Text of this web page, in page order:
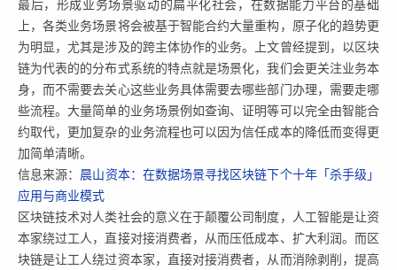
最后，形成业务场景驱动的扁平化社会，在数据能力平台的基础
上，各类业务场景将会被基于智能合约大量重构，原子化的趋势更
为明显，尤其是涉及的跨主体协作的业务。上文曾经提到，以区块
链为代表的的分布式系统的特点就是场景化，我们会更关注业务本
身，而不需要去关心这些业务具体需要去哪些部门办理，需要走哪
些流程。大量简单的业务场景例如查询、证明等可以完全由智能合
约取代，更加复杂的业务流程也可以因为信任成本的降低而变得更
加简单清晰。
信息来源： 晨山资本：在数据场景寻找区块链下个十年「杀手级」
应用与商业模式
区块链技术对人类社会的意义在于颠覆公司制度，人工智能是让资
本家绕过工人，直接对接消费者，从而压低成本、扩大利润。而区
块链是让工人绕过资本家，直接对接消费者，从而消除剥削，提高